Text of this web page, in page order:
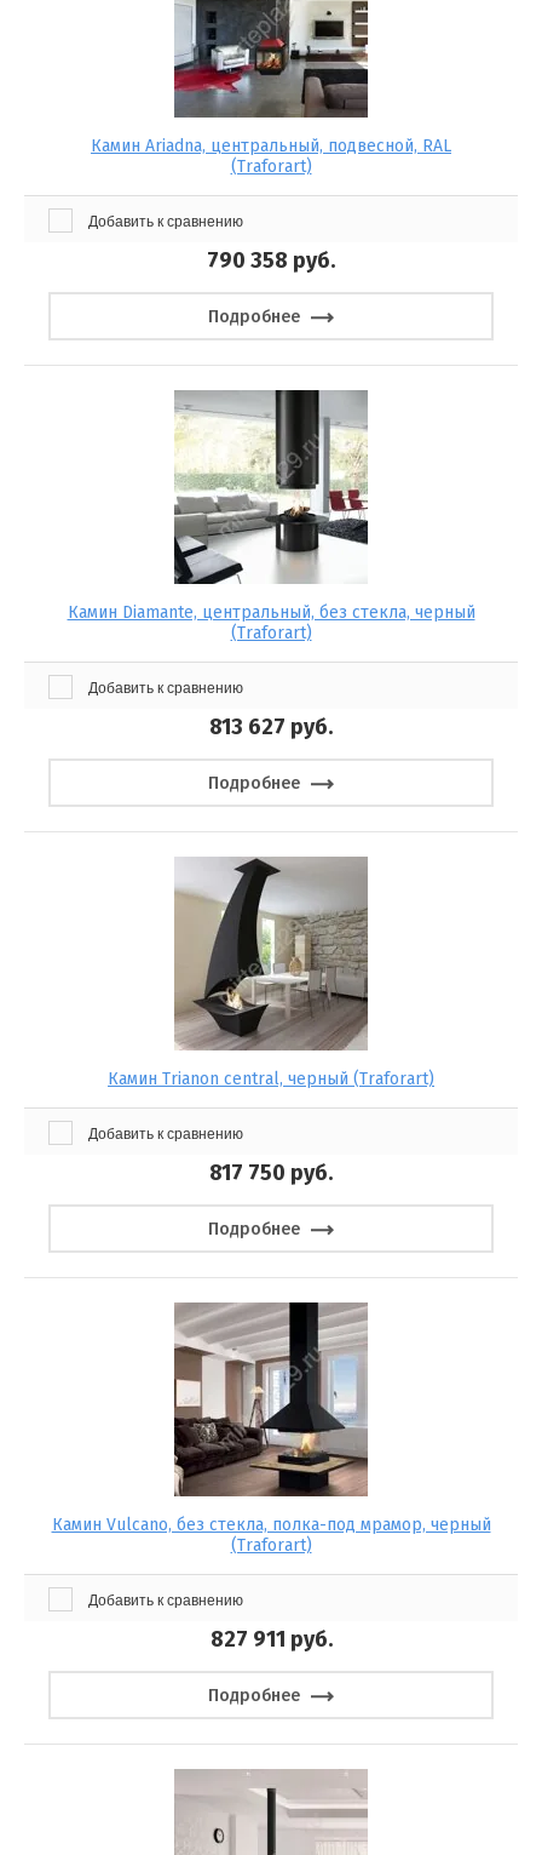
Камин Ariadna, центральный, подвесной, RAL
(Traforart)
Добавить к сравнению
790 358 руб.
Подробнее
Камин Diamante, центральный, без стекла, черный
(Traforart)
Добавить к сравнению
813 627 руб.
Подробнее
Камин Trianon central, черный (Traforart)
Добавить к сравнению
817 750 руб.
Подробнее
Камин Vulcano, без стекла, полка-под мрамор, черный
(Traforart)
Добавить к сравнению
827 911 руб.
Подробнее